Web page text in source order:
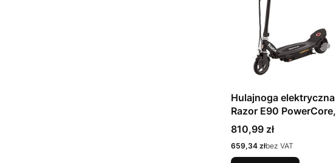
Hulajnoga elektryczna
Razor E90 PowerCore,
czarna (13173804)
Cena
810,99 zł
Cena
659,34 złbez VAT